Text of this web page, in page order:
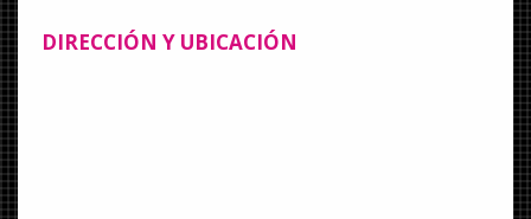
DIRECCIÓN Y UBICACIÓN